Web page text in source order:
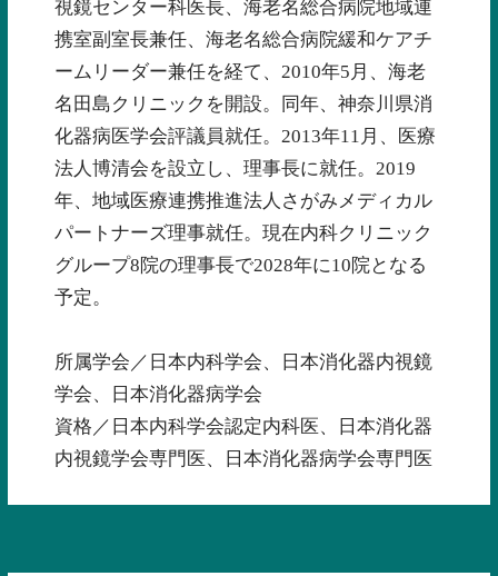
視鏡センター科医長、海老名総合病院地域連
携室副室長兼任、海老名総合病院緩和ケアチ
ームリーダー兼任を経て、2010年5月、海老
名田島クリニックを開設。同年、神奈川県消
化器病医学会評議員就任。2013年11月、医療
法人博清会を設立し、理事長に就任。2019
年、地域医療連携推進法人さがみメディカル
パートナーズ理事就任。現在内科クリニック
グループ8院の理事長で2028年に10院となる
予定。
所属学会／日本内科学会、日本消化器内視鏡
学会、日本消化器病学会
資格／日本内科学会認定内科医、日本消化器
内視鏡学会専門医、日本消化器病学会専門医